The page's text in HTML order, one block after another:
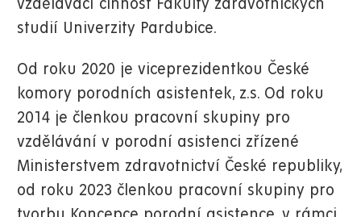
vzdělávací činnost Fakulty zdravotnických
studií Univerzity Pardubice.
Od roku 2020 je viceprezidentkou České
komory porodních asistentek, z.s. Od roku
2014 je členkou pracovní skupiny pro
vzdělávání v porodní asistenci zřízené
Ministerstvem zdravotnictví České republiky,
od roku 2023 členkou pracovní skupiny pro